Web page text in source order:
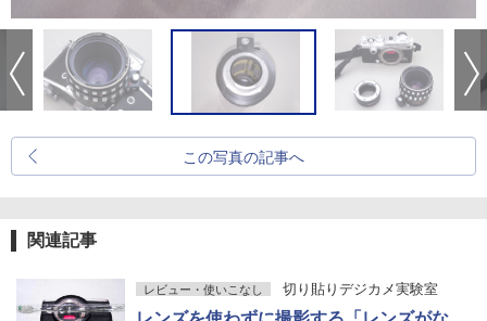
この写真の記事へ
関連記事
レビュー・使いこなし 切り貼りデジカメ実験室